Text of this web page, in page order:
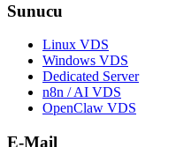
Sunucu
Linux VDS
Windows VDS
Dedicated Server
n8n / AI VDS
OpenClaw VDS
E-Mail